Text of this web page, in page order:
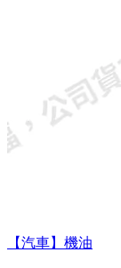
【汽車】機油